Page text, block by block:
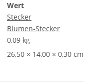
Wert
Stecker
Blumen-Stecker
0,09 kg
26,50 × 14,00 × 0,30 cm